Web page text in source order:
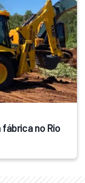
fábrica no Rio